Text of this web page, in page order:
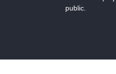
public.